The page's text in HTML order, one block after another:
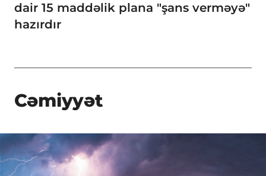
dair 15 maddəlik plana "şans verməyə"
hazırdır
Cəmiyyət